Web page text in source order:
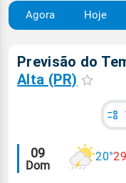
Agora Hoje
Previsão do
Alta (PR)
Alertas
meteorológicos
09
Dom
20°